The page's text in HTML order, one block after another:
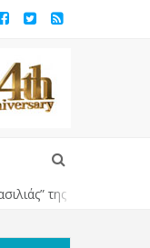
υψηλής ραπτικής